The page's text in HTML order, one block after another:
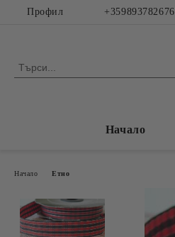
Профил +359893782676
Начало
Начало Етно